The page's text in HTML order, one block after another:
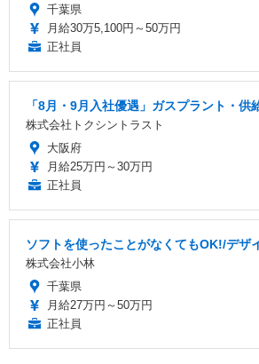
千葉県
月給30万5,100円～50万円
正社員
「8月・9月入社優遇」ガスプラント・
株式会社トクシントラスト
大阪府
月給25万円～30万円
正社員
ソフトを使ったことがなくてもOK!/デザ
株式会社小林
千葉県
月給27万円～50万円
正社員